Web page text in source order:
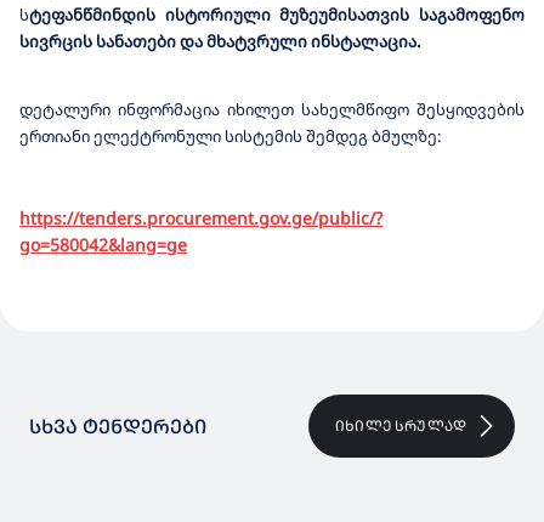
სტეფანწმინდის ისტორიული მუზეუმისათვის საგამოფენო
სივრცის სანათები და მხატვრული ინსტალაცია.
დეტალური ინფორმაცია იხილეთ სახელმწიფო შესყიდვების
ერთიანი ელექტრონული სისტემის შემდეგ ბმულზე:
https://tenders.procurement.gov.ge/public/?
go=580042&lang=ge
ᲡᲮᲕᲐ ᲢᲔᲜᲓᲔᲠᲔᲑᲘ ᲘᲮᲘᲚᲔ ᲡᲠᲣᲚᲐᲓ